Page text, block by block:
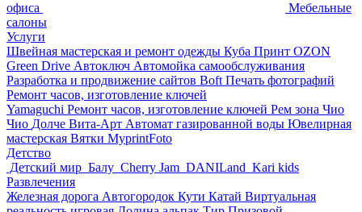
офиса
Мебельные
салоны
Услуги
Швейная мастерская и ремонт одежды Куба Принт OZON
Green Drive Автоключ Автомойка самообслуживания
Разработка и продвижение сайтов Boft Печать фотографий
Ремонт часов, изготовление ключей
Yamaguchi Ремонт часов, изготовление ключей Рем зона Чио
Чио Долче Вита-Арт Автомат газированной воды Ювелирная
мастерская Вятки MyprintFoto
Детство
Детский мир Балу Cherry Jam DANILand Kari kids
Развлечения
Железная дорога Автогородок Кути Катай Виртуальная